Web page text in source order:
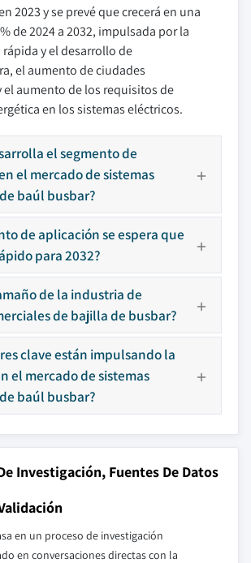
2023 y se prevé que crecerá en una
de 2024 a 2032, impulsada por la
y el desarrollo de
el aumento de ciudades
el aumento de los requisitos de
en los sistemas eléctricos.
el segmento de
el mercado de sistemas
baúl busbar?
de aplicación se espera que
para 2032?
de la industria de
de bajilla de busbar?
clave están impulsando la
el mercado de sistemas
baúl busbar?
Investigación, Fuentes De Datos
en un proceso de investigación
en conversaciones directas con la